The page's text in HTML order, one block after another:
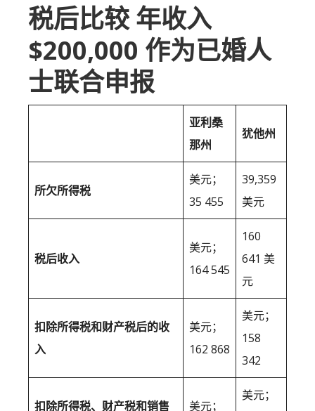
税后比较 年收入
$200,000 作为已婚人
士联合申报
亚利桑
那州
犹他州
所欠所得税
美元；
35 455
39,359
美元
税后收入
美元；
164 545
160
641 美
元
扣除所得税和财产税后的收
入
美元；
162 868
美元；
158
342
扣除所得税、财产税和销售 美元；
美元；